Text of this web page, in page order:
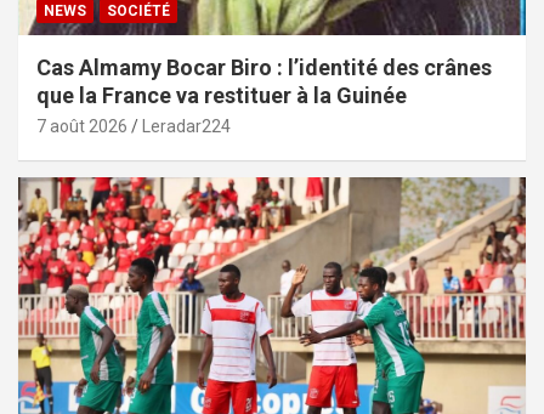
NEWS SOCIÉTÉ
Cas Almamy Bocar Biro : l’identité des crânes
que la France va restituer à la Guinée
7 août 2026 Leradar224